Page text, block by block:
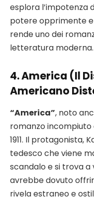
esplora l’impotenza
potere opprimente
rende uno dei
letteratura moderna.
4.America (Il
Americano
“America”, noto
romanzo incompiuto
1911. Il protagonista,
tedesco che viene
scandalo e si trova a
avrebbe dovuto
rivela estraneo e